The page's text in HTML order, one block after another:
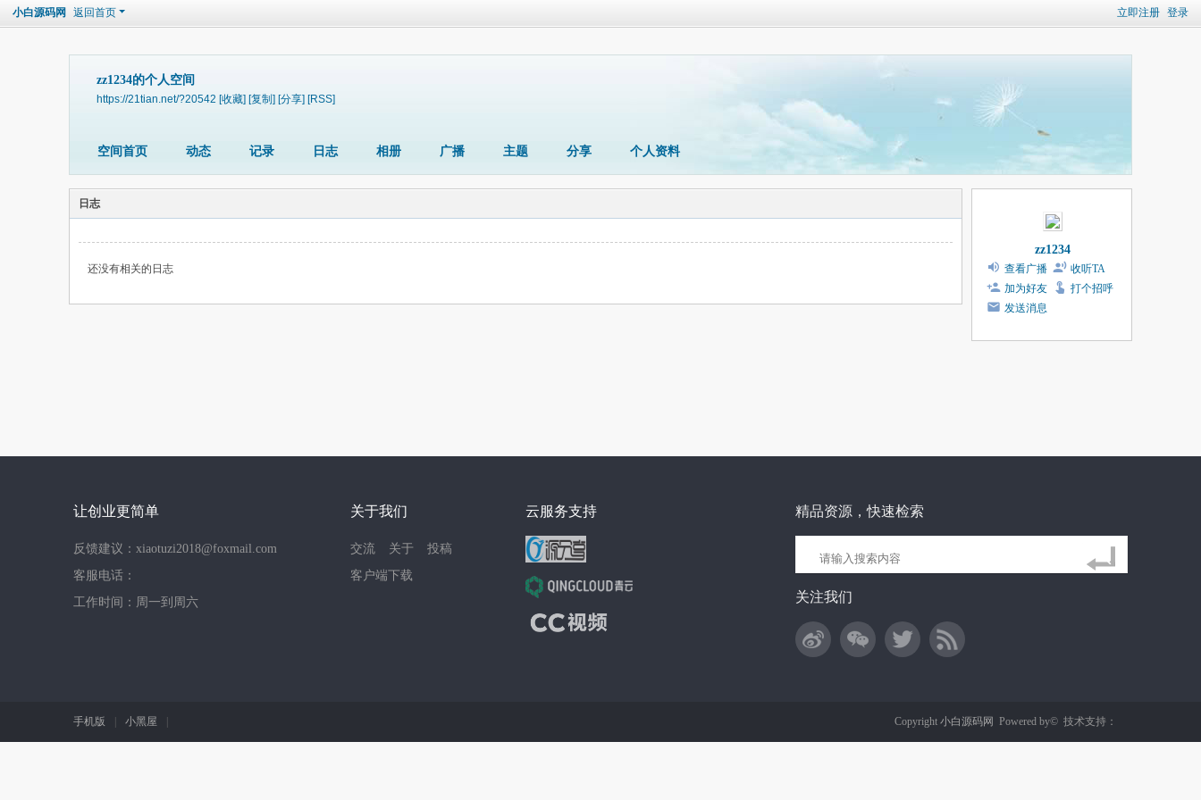
立即注册 登录
小白源码网 返回首页
zz1234的个人空间
https://21tian.net/?20542 [收藏] [复制] [分享] [RSS]
空间首页 动态 记录 日志 相册 广播 主题 分享 个人资料
日志
还没有相关的日志
zz1234
查看广播
收听TA
加为好友
打个招呼
发送消息
让创业更简单
反馈建议：xiaotuzi2018@foxmail.com
客服电话：
工作时间：周一到周六
关于我们
交流 关于
投稿
客户端下载
云服务支持 精品资源，快速检索
关注我们
手机版 小黑屋 Copyright 小白源码网 Powered by© 技术支持：